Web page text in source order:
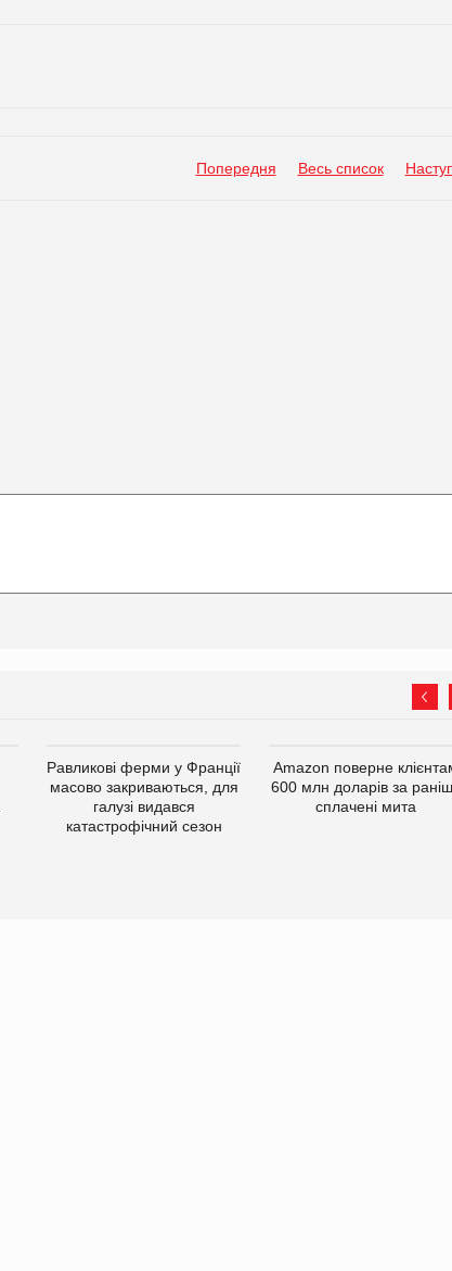
Попередня Весь список
Равликові ферми у Франції
масово закриваються, для
галузі видався
катастрофічний сезон
Amazon поверне
600 млн доларів за
сплачені мита